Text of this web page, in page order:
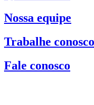
Nossa equipe
Trabalhe conosco
Fale conosco